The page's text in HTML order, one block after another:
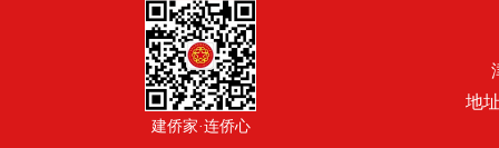
建侨家·连侨心
地